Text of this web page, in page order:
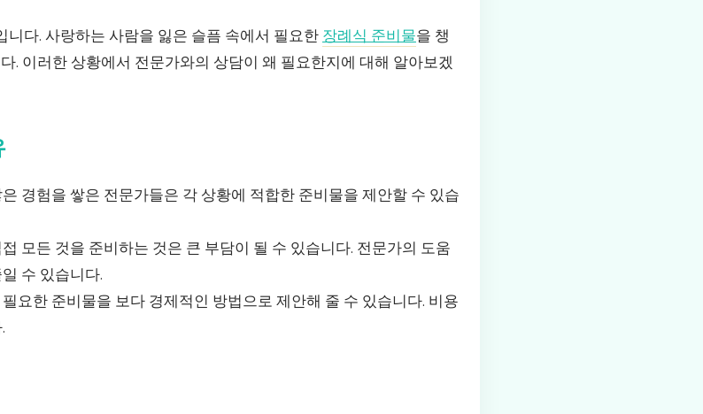
다. 사랑하는 사람을 잃은 슬픔 속에서 필요한 장례식 준비물을 챙
. 이러한 상황에서 전문가와의 상담이 왜 필요한지에 대해 알아보겠
경험을 쌓은 전문가들은 각 상황에 적합한 준비물을 제안할 수 있습
모든 것을 준비하는 것은 큰 부담이 될 수 있습니다. 전문가의 도움
수 있습니다.
요한 준비물을 보다 경제적인 방법으로 제안해 줄 수 있습니다. 비용